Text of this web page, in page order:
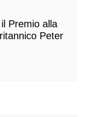
Premio alla
Peter